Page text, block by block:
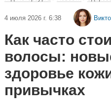
4 июля 2026 г. 6:38
Как часто
волосы:
здоровье
привычках